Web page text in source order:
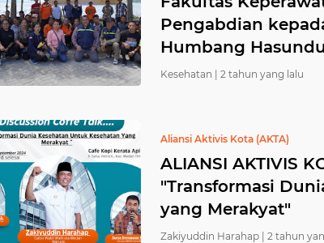
Pengabdian
Humbang
Kesehatan | 2 tahun yang lalu
Aliansi Aktivis Kota (AKTA)
ALIANSI AKTIVIS
"Transformasi
yang Merakyat"
Zakiyuddin Harahap | 2 tahun